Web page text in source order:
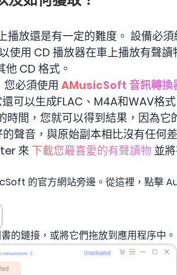
放還是有一定的難度。 設備必
使用 CD 播放器在車上播放有聲讀
CD 格式。
必須使用 AMusicSoft 音訊轉換
可以生成FLAC、M4A和WAV格
間，您就可以得到結果，因為它
聲音，與原始副本相比沒有任何差
來 下載您最喜愛的有聲讀物 並
的官方網站旁邊。從這裡，點擊
的鏈接，或將它們拖放到應用程序中。